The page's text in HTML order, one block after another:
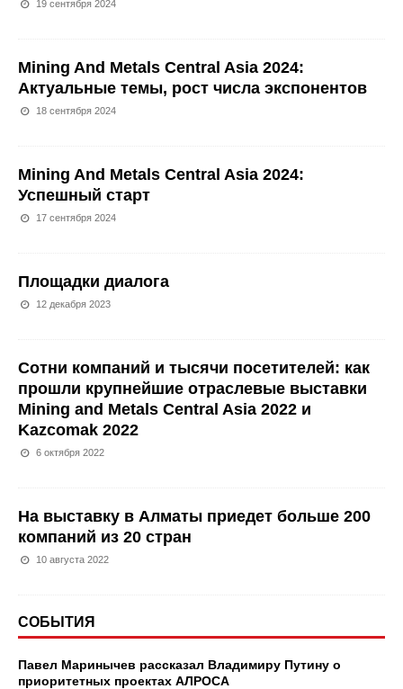
19 сентября 2024
Mining And Metals Central Asia 2024:
Актуальные темы, рост числа экспонентов
18 сентября 2024
Mining And Metals Central Asia 2024:
Успешный старт
17 сентября 2024
Площадки диалога
12 декабря 2023
Сотни компаний и тысячи посетителей: как
прошли крупнейшие отраслевые выставки
Mining and Metals Central Asia 2022 и
Kazcomak 2022
6 октября 2022
На выставку в Алматы приедет больше 200
компаний из 20 стран
10 августа 2022
СОБЫТИЯ
Павел Маринычев рассказал Владимиру Путину о
приоритетных проектах АЛРОСА